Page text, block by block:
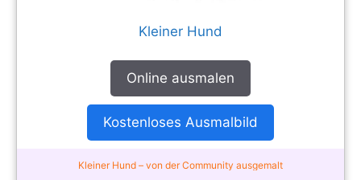
Kleiner Hund
Online ausmalen
Kostenloses Ausmalbild
Kleiner Hund – von der Community ausgemalt